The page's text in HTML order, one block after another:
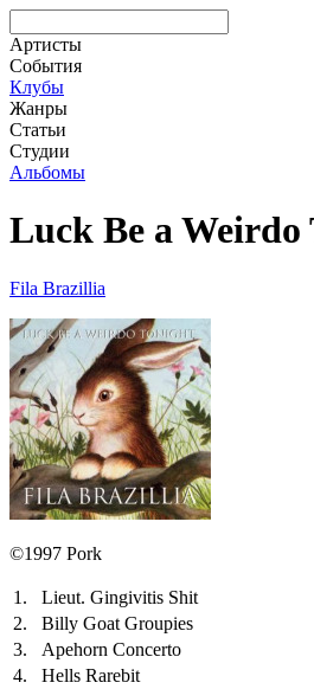
Артисты
События
Клубы
Жанры
Статьи
Студии
Альбомы
Luck Be a Weirdo
Fila Brazillia
©1997 Pork
1.
Lieut. Gingivitis Shit
2.
Billy Goat Groupies
3.
Apehorn Concerto
4.
Hells Rarebit